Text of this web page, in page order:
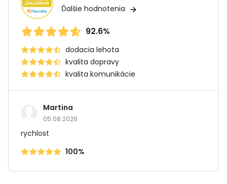
Ďalšie hodnotenia
92.6%
dodacia lehota
kvalita dopravy
kvalita komunikácie
Martina
05.08.2026
rychlost
100%